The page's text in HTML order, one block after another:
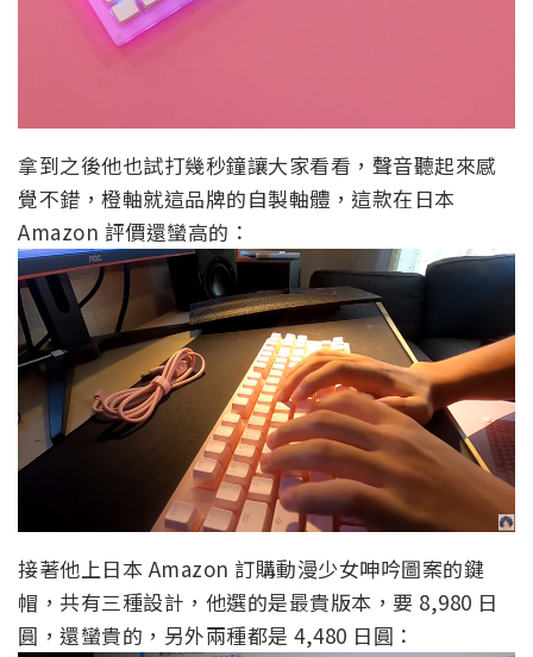
拿到之後他也試打幾秒鐘讓大家看看，聲音聽起來感
覺不錯，橙軸就這品牌的自製軸體，這款在日本
Amazon 評價還蠻高的：
接著他上日本 Amazon 訂購動漫少女呻吟圖案的鍵
帽，共有三種設計，他選的是最貴版本，要 8,980 日
圓，還蠻貴的，另外兩種都是 4,480 日圓：